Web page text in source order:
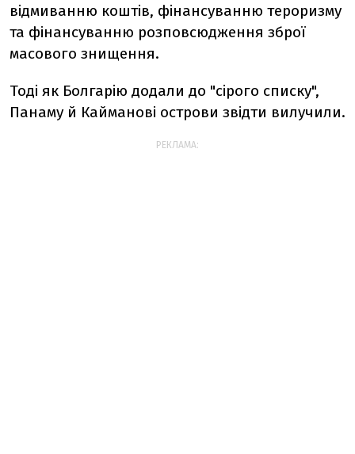
відмиванню коштів, фінансуванню тероризму
та фінансуванню розповсюдження зброї
масового знищення.
Тоді як Болгарію додали до "сірого списку",
Панаму й Кайманові острови звідти вилучили.
РЕКЛАМА: